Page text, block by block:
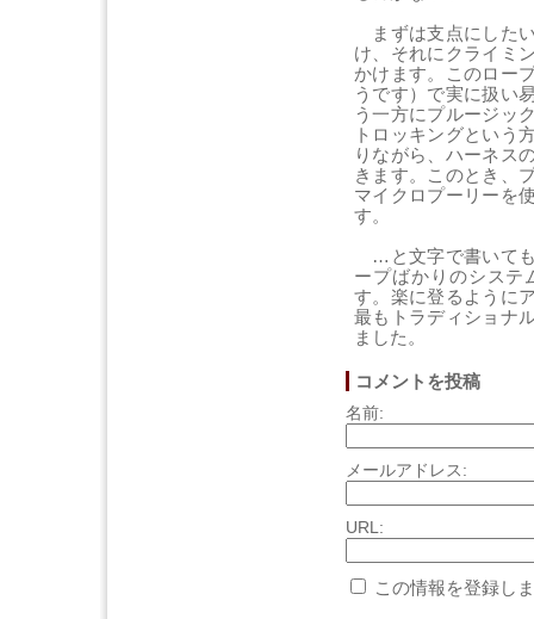
まずは支点にした
け、それにクライミ
かけます。このロー
うです）で実に扱い
う一方にプルージッ
トロッキングという
りながら、ハーネス
きます。このとき、
マイクロプーリーを
す。
…と文字で書いても
ープばかりのシステ
す。楽に登るように
最もトラディショナ
ました。
コメントを投稿
名前:
メールアドレス:
URL:
この情報を登録し